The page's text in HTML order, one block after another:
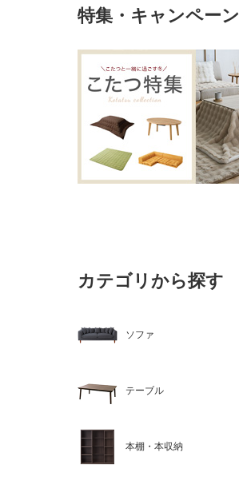
特集・キャンペーン
カテゴリから探す
ソファ
テーブル
本棚・本収納